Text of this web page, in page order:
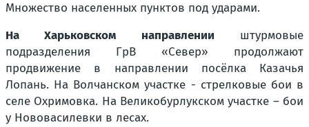
Множество населенных пунктов под ударами.
На Харьковском направлении штурмовые
подразделения ГрВ «Север» продолжают
продвижение в направлении посёлка Казачья
Лопань. На Волчанском участке - стрелковые бои в
селе Охримовка. На Великобурлукском участке – бои
у Нововасилевки в лесах.